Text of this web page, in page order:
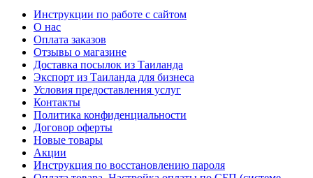
Инструкции по работе с сайтом
О нас
Оплата заказов
Отзывы о магазине
Доставка посылок из Таиланда
Экспорт из Таиланда для бизнеса
Условия предоставления услуг
Контакты
Политика конфиденциальности
Договор оферты
Новые товары
Акции
Инструкция по восстановлению пароля